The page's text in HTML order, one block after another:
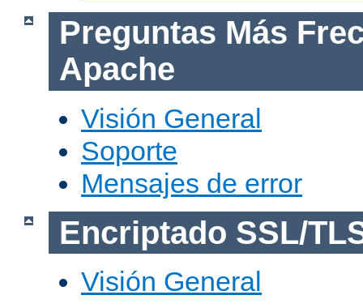
Preguntas Más
Apache
Visión General
Soporte
Mensajes de error
Encriptado SSL/
Visión General